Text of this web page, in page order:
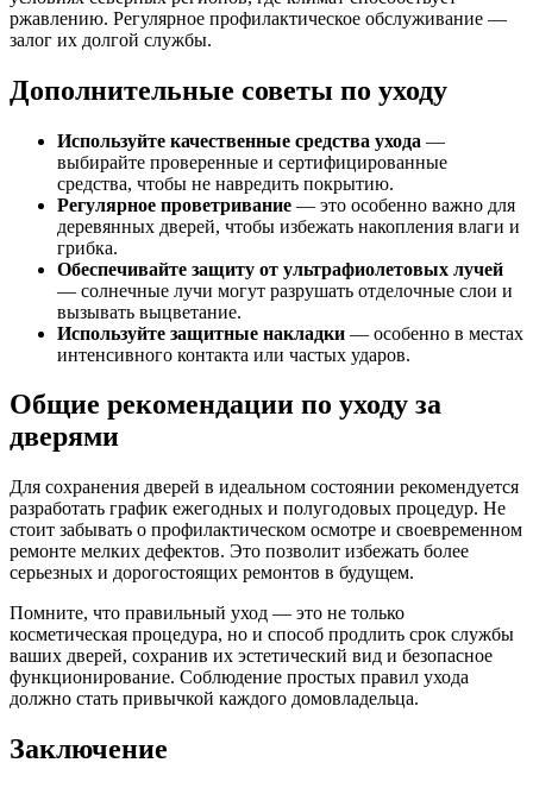
ржавлению. Регулярное профилактическое обслуживание —
залог их долгой службы.
Дополнительные советы по уходу
Используйте качественные средства ухода —
выбирайте проверенные и сертифицированные
средства, чтобы не навредить покрытию.
Регулярное проветривание — это особенно важно для
деревянных дверей, чтобы избежать накопления влаги и
грибка.
Обеспечивайте защиту от ультрафиолетовых лучей
— солнечные лучи могут разрушать отделочные слои и
вызывать выцветание.
Используйте защитные накладки — особенно в местах
интенсивного контакта или частых ударов.
Общие рекомендации по уходу за
дверями
Для сохранения дверей в идеальном состоянии рекомендуется
разработать график ежегодных и полугодовых процедур. Не
стоит забывать о профилактическом осмотре и своевременном
ремонте мелких дефектов. Это позволит избежать более
серьезных и дорогостоящих ремонтов в будущем.
Помните, что правильный уход — это не только
косметическая процедура, но и способ продлить срок службы
ваших дверей, сохранив их эстетический вид и безопасное
функционирование. Соблюдение простых правил ухода
должно стать привычкой каждого домовладельца.
Заключение